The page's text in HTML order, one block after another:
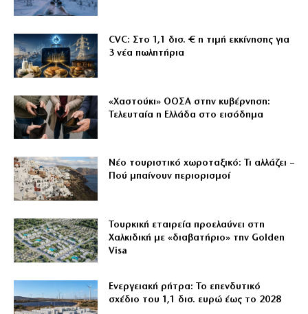
CVC: Στο 1,1 δισ. € η τιμή εκκίνησης για
3 νέα πωλητήρια
«Χαστούκι» ΟΟΣΑ στην κυβέρνηση:
Τελευταία η Ελλάδα στο εισόδημα
Νέο τουριστικό χωροταξικό: Τι αλλάζει –
Πού μπαίνουν περιορισμοί
Τουρκική εταιρεία προελαύνει στη
Χαλκιδική με «διαβατήριο» την Golden
Visa
Ενεργειακή ρήτρα: Το επενδυτικό
σχέδιο του 1,1 δισ. ευρώ έως το 2028